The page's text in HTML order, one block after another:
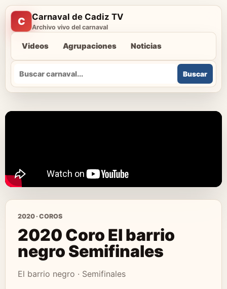
C Carnaval de Cadiz TV
Archivo vivo del carnaval
Videos Agrupaciones Noticias
Buscar
Buscar
2020 · COROS
2020 Coro El barrio
negro Semifinales
El barrio negro · Semifinales